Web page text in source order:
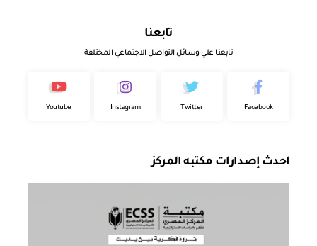
تابعنا
تابعنا علي وسائل التواصل الاجتماعي المختلفة
Facebook
Twitter
Instagram
Youtube
احدث إصدارات مكتبه المركز